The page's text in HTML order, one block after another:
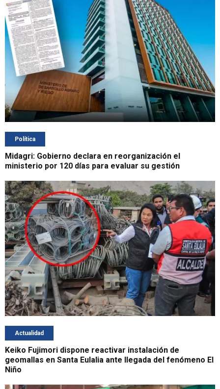
Política
Midagri: Gobierno declara en reorganización el
ministerio por 120 días para evaluar su gestión
Actualidad
Keiko Fujimori dispone reactivar instalación de
geomallas en Santa Eulalia ante llegada del fenómeno El
Niño